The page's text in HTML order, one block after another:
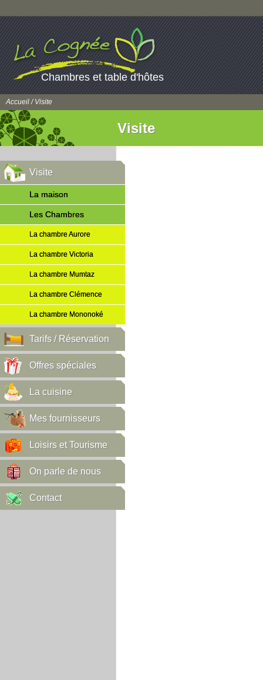
Chambres et table d'hôtes
Accueil/ Visite
Visite
Visite
La maison
Les Chambres
La chambre Aurore
La chambre Victoria
La chambre Mumtaz
La chambre Clémence
La chambre Mononoké
Tarifs / Réservation
Offres spéciales
La cuisine
Mes fournisseurs
Loisirs et Tourisme
On parle de nous
Contact